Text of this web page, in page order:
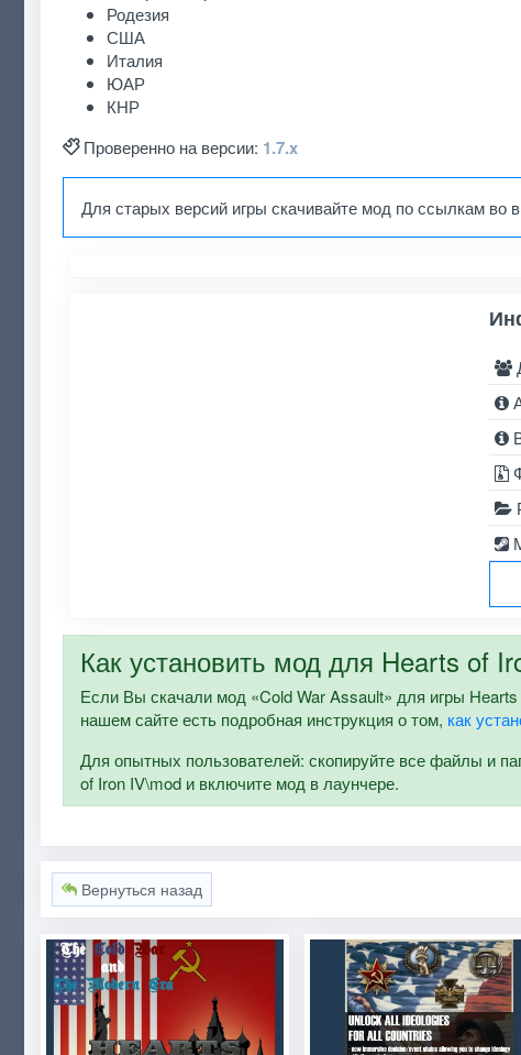
Родезия
США
Италия
ЮАР
КНР
Проверенно на версии: 1.7.x
Для старых версий игры скачивайте мод по ссылкам во
Как установить мод для Hearts of
Если Вы скачали мод «Cold War Assault» для игры Hearts
нашем сайте есть подробная инструкция о том, как
Для опытных пользователей: скопируйте все файлы и
of Iron IV\mod и включите мод в лаунчере.
Вернуться назад